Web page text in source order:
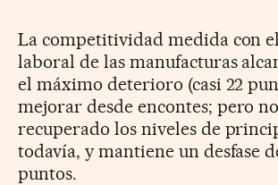
La competitividad medida con
laboral de las manufacturas
el máximo deterioro (casi 22
mejorar desde encontes; pero
recuperado los niveles de
todavía, y mantiene un desfase
puntos.